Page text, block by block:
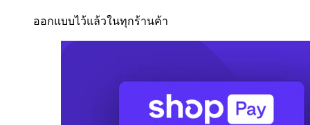
ออกแบบไว้แล้วในทุกร้านค้า